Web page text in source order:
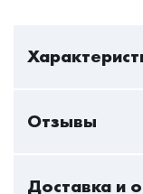
Жесткость
Вес на спальное
Отзывы
Пока нет отзывов
Доставка и